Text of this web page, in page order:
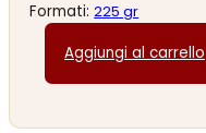
Formati:225 gr
Aggiungi al carrello